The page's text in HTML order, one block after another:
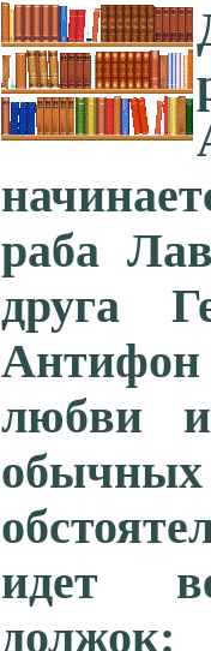
раба
друга
любви
обычных
идет